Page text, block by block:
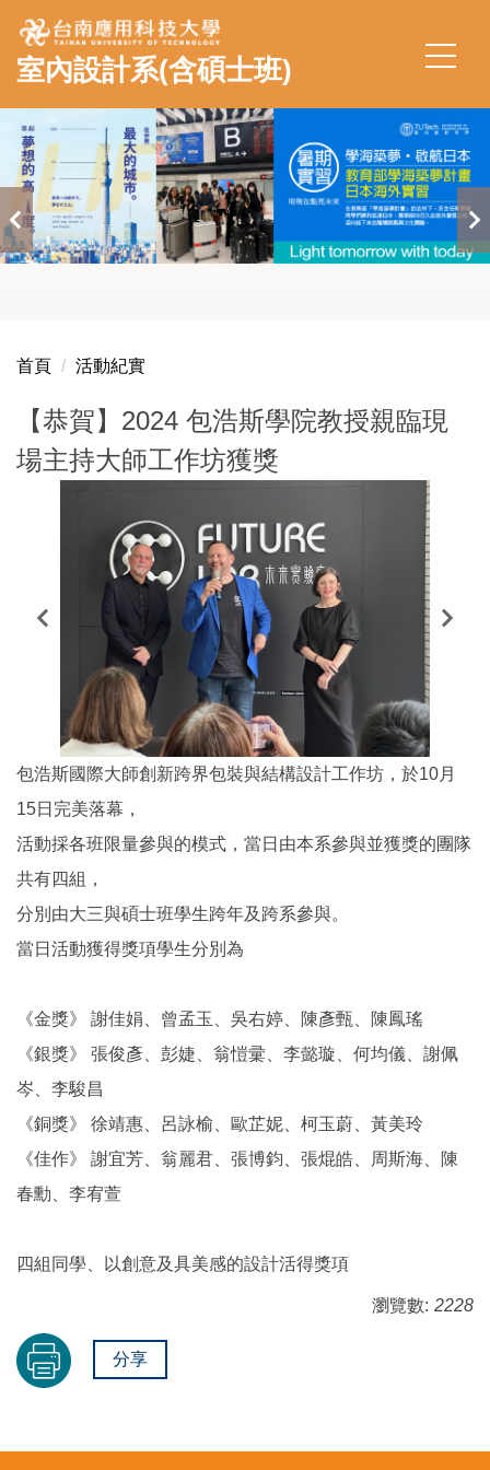
跳
到
主
內
容
區
室內設計系(含碩士班)
首頁 活動紀實
【恭賀】2024 包浩斯學院教授親臨現
場主持大師工作坊獲獎
包浩斯國際大師創新跨界包裝與結構設計工作坊，於10月
15日完美落幕，
活動採各班限量參與的模式，當日由本系參與並獲獎的團隊
共有四組，
分別由大三與碩士班學生跨年及跨系參與。
當日活動獲得獎項學生分別為
《金獎》 謝佳娟、曾孟玉、吳右婷、陳彥甄、陳鳳瑤
《銀獎》 張俊彥、彭婕、翁愷彚、李懿璇、何均儀、謝佩
岑、李駿昌
《銅獎》 徐靖惠、呂詠榆、歐芷妮、柯玉蔚、黃美玲
《佳作》 謝宜芳、翁麗君、張博鈞、張焜皓、周斯海、陳
春勳、李宥萱
四組同學、以創意及具美感的設計活得獎項
瀏覽數: 2228
分享